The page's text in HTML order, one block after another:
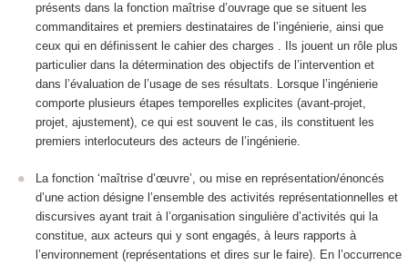
présents dans la fonction maîtrise d’ouvrage que se situent les
commanditaires et premiers destinataires de l’ingénierie, ainsi que
ceux qui en définissent le cahier des charges . Ils jouent un rôle plus
particulier dans la détermination des objectifs de l’intervention et
dans l’évaluation de l’usage de ses résultats. Lorsque l’ingénierie
comporte plusieurs étapes temporelles explicites (avant-projet,
projet, ajustement), ce qui est souvent le cas, ils constituent les
premiers interlocuteurs des acteurs de l’ingénierie.
La fonction ‘maîtrise d’œuvre’ , ou mise en représentation/énoncés
d’une action désigne l’ensemble des activités représentationnelles et
discursives ayant trait à l’organisation singulière d’activités qui la
constitue, aux acteurs qui y sont engagés, à leurs rapports à
l’environnement (représentations et dires sur le faire). En l’occurrence